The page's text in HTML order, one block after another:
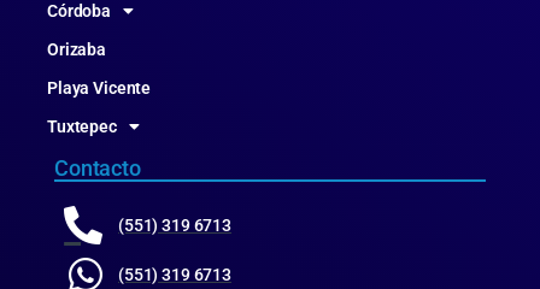
Córdoba
Orizaba
Playa Vicente
Tuxtepec
Contacto
(551) 319 6713
(551) 319 6713